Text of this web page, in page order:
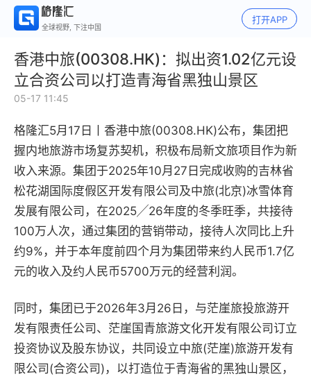
全球视野, 下注中国
打开APP
香港中旅(00308.HK)：拟出资1.02亿元设
立合资公司以打造青海省黑独山景区
05-17 11:45
格隆汇5月17日丨香港中旅(00308.HK)公布 ，集团把
握内地旅游市场复苏契机，积极布局新文旅项目作为新
收入来源。集团于2025年10月27日完成收购的吉林省
松花湖国际度假区开发有限公司及中旅(北京)冰雪体育
发展有限公司，在2025╱26年度的冬季旺季，共接待
100万人次，通过集团的营销带动，接待人次同比上升
约9%，并于本年度前四个月为集团带来约人民币1.7亿
元的收入及约人民币5700万元的经营利润。
同时，集团已于2026年3月26日，与茫崖旅投旅游开
发有限责任公司、茫崖国青旅游文化开发有限公司订立
投资协议及股东协议，共同设立中旅(茫崖)旅游开发有
限公司(合资公司)，以打造位于青海省的黑独山景区，